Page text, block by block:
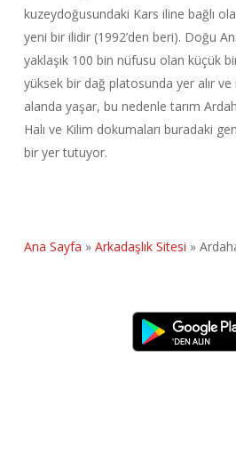
kuzeydoğusundaki Kars iline bağlı
yeni bir ilidir (1992’den beri). Doğu
yaklaşık 100 bin nüfusu olan küçük
yüksek bir dağ platosunda yer alır ve
alanda yaşar, bu nedenle tarım
Halı ve Kilim dokumaları buradaki
bir yer tutuyor.
Ana Sayfa » Arkadaşlık Sitesi »